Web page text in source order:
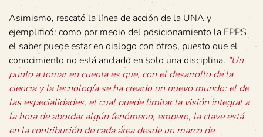
Asimismo, rescató la línea de acción de la UNA y
ejemplificó: como por medio del posicionamiento la EPPS
el saber puede estar en dialogo con otros, puesto que el
conocimiento no está anclado en solo una disciplina. “Un
punto a tomar en cuenta es que, con el desarrollo de la
ciencia y la tecnología se ha creado un nuevo mundo: el de
las especialidades, el cual puede limitar la visión integral a
la hora de abordar algún fenómeno, empero, la clave está
en la contribución de cada área desde un marco de